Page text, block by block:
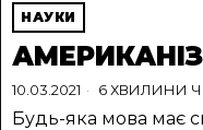
НАУКИ
10.03.2021 6 ХВИЛИНИ
Будь-яка мова має